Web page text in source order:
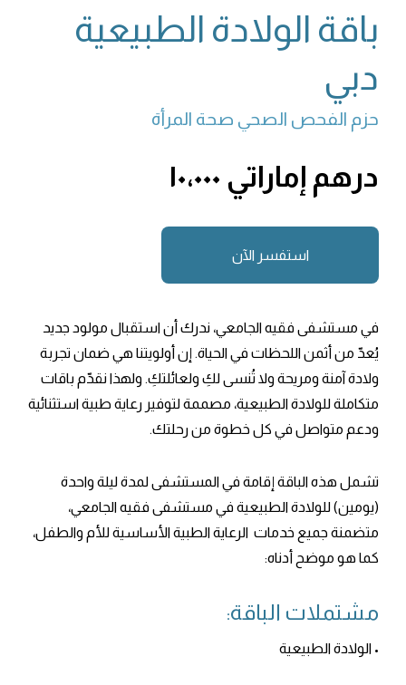
باقة الولادة الطبيعية
دبي
حزم الفحص الصحي صحة المرأة
درهم إماراتي ١٠،٠٠٠
استفسر الآن
في مستشفى فقيه الجامعي، ندرك أن استقبال مولود جديد
يُعدّ من أثمن اللحظات في الحياة. إن أولويتنا هي ضمان تجربة
ولادة آمنة ومريحة ولا تُنسى لكِ ولعائلتكِ. ولهذا نقدّم باقات
متكاملة للولادة الطبيعية، مصممة لتوفير رعاية طبية استثنائية
ودعم متواصل في كل خطوة من رحلتك.
تشمل هذه الباقة إقامة في المستشفى لمدة ليلة واحدة
(يومين) للولادة الطبيعية في مستشفى فقيه الجامعي،
متضمنة جميع خدمات الرعاية الطبية الأساسية للأم والطفل،
كما هو موضح أدناه:
مشتملات الباقة:
• الولادة الطبيعية